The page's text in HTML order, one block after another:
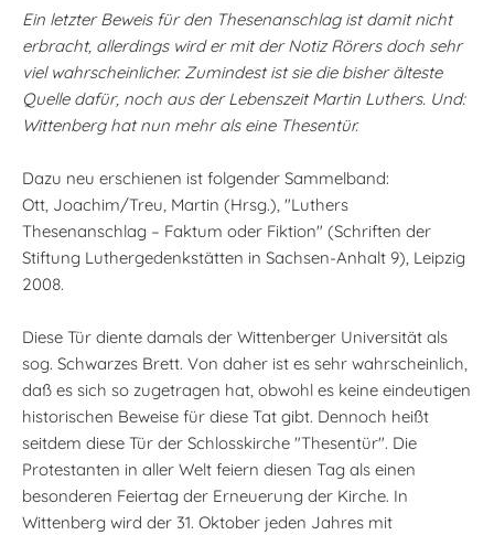
Ein letzter Beweis für den Thesenanschlag ist damit nicht
erbracht, allerdings wird er mit der Notiz Rörers doch sehr
viel wahrscheinlicher. Zumindest ist sie die bisher älteste
Quelle dafür, noch aus der Lebenszeit Martin Luthers. Und:
Wittenberg hat nun mehr als eine Thesentür.
Dazu neu erschienen ist folgender Sammelband:
Ott, Joachim/Treu, Martin (Hrsg.), "Luthers
Thesenanschlag – Faktum oder Fiktion" (Schriften der
Stiftung Luthergedenkstätten in Sachsen-Anhalt 9), Leipzig
2008.
Diese Tür diente damals der Wittenberger Universität als
sog. Schwarzes Brett. Von daher ist es sehr wahrscheinlich,
daß es sich so zugetragen hat, obwohl es keine eindeutigen
historischen Beweise für diese Tat gibt. Dennoch heißt
seitdem diese Tür der Schlosskirche "Thesentür". Die
Protestanten in aller Welt feiern diesen Tag als einen
besonderen Feiertag der Erneuerung der Kirche. In
Wittenberg wird der 31. Oktober jeden Jahres mit